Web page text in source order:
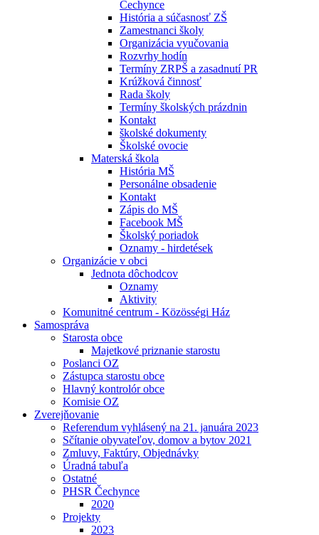
Čechynce
História a súčasnosť ZŠ
Zamestnanci školy
Organizácia vyučovania
Rozvrhy hodín
Termíny ZRPŠ a zasadnutí PR
Krúžková činnosť
Rada školy
Termíny školských prázdnin
Kontakt
školské dokumenty
Školské ovocie
Materská škola
História MŠ
Personálne obsadenie
Kontakt
Zápis do MŠ
Facebook MŠ
Školský poriadok
Oznamy - hirdetések
Organizácie v obci
Jednota dôchodcov
Oznamy
Aktivity
Komunitné centrum - Közösségi Ház
Samospráva
Starosta obce
Majetkové priznanie starostu
Poslanci OZ
Zástupca starostu obce
Hlavný kontrolór obce
Komisie OZ
Zverejňovanie
Referendum vyhlásený na 21. januára 2023
Sčítanie obyvateľov, domov a bytov 2021
Zmluvy, Faktúry, Objednávky
Úradná tabuľa
Ostatné
PHSR Čechynce
2020
Projekty
2023